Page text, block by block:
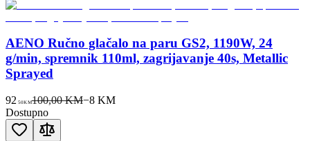
AENO Ručno glačalo na paru GS2, 1190W, 24
g/min, spremnik 110ml, zagrijavanje 40s, Metallic
Sprayed
92 50KM100,00 KM−8KM
Dostupno